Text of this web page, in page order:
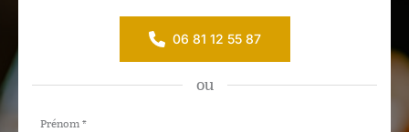
06 81 12 55 87
ou
Formulaire
Prénom*